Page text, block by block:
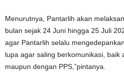
Menurutnya, Pantarlih akan
bulan sejak 24 Juni hingga 25 Juli
agar Pantarlih selalu
lupa agar saling berkomunikasi, baik
maupun dengan PPS,”pintanya.